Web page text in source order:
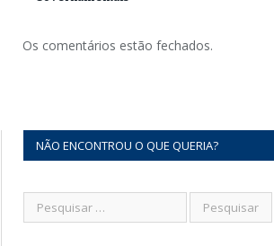
Os comentários estão fechados.
NÃO ENCONTROU O QUE QUERIA?